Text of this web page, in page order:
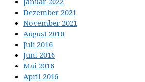
Dezember 2021
November 2021
August 2016
Juli 2016
Juni 2016
Mai 2016
April 2016